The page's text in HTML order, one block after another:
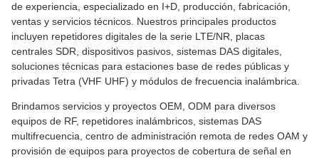
de experiencia, especializado en I+D, producción, fabricación,
ventas y servicios técnicos. Nuestros principales productos
incluyen repetidores digitales de la serie LTE/NR, placas
centrales SDR, dispositivos pasivos, sistemas DAS digitales,
soluciones técnicas para estaciones base de redes públicas y
privadas Tetra (VHF UHF) y módulos de frecuencia inalámbrica.
Brindamos servicios y proyectos OEM, ODM para diversos
equipos de RF, repetidores inalámbricos, sistemas DAS
multifrecuencia, centro de administración remota de redes OAM y
provisión de equipos para proyectos de cobertura de señal en